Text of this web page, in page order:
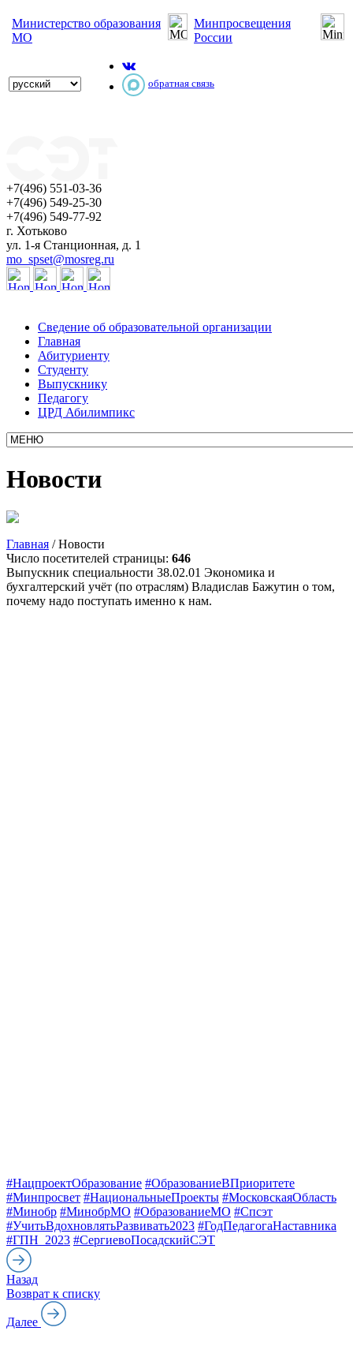
Министерство образования
МО
Минпросвещения
России
обратная связь
+7(496) 551-03-36
+7(496) 549-25-30
+7(496) 549-77-92
г. Хотьково
ул. 1-я Станционная, д. 1
mo_spset@mosreg.ru
Сведение об образовательной организации
Главная
Абитуриенту
Студенту
Выпускнику
Педагогу
ЦРД Абилимпикс
Новости
Главная /Новости
Число посетителей страницы: 646
Выпускник специальности 38.02.01 Экономика и
бухгалтерский учёт (по отраслям) Владислав Бажутин о том,
почему надо поступать именно к нам.
#НацпроектОбразование #ОбразованиеВПриоритете
#Минпросвет #НациональныеПроекты #МосковскаяОбласть
#Минобр #МинобрМО #ОбразованиеМО #Спсэт
#УчитьВдохновлятьРазвивать2023 #ГодПедагогаНаставника
#ГПН_2023 #СергиевоПосадскийСЭТ
Назад
Возврат к списку
Далее